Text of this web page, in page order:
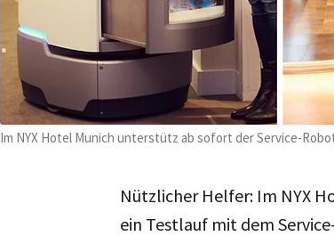
Im NYX Hotel Munich unterstütz ab sofort der Service-
Nützlicher Helfer: Im NYX
ein Testlauf mit dem